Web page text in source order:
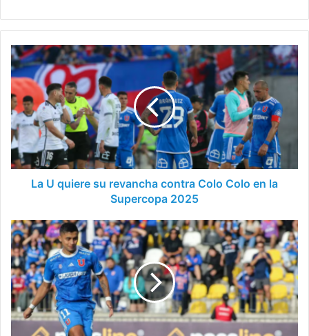
La
U
quiere
su
revancha
contra
Colo
Colo
en
La U quiere su revancha contra Colo Colo en la
Supercopa 2025
Nicolás
Guerra:
Un
mensaje
claro
para
Gustavo
Álvarez